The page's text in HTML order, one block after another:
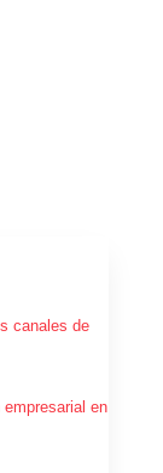
canales de
en